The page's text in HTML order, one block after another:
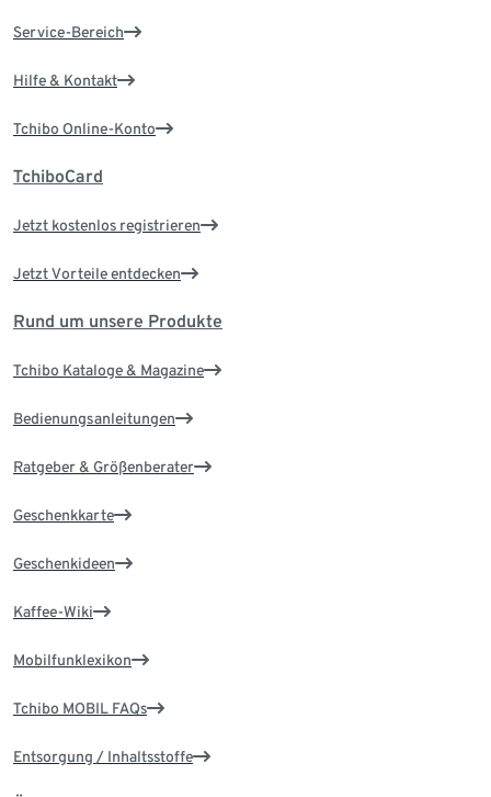
Service-Bereich
Hilfe & Kontakt
Tchibo Online-Konto
TchiboCard
Jetzt kostenlos registrieren
Jetzt Vorteile entdecken
Rund um unsere Produkte
Tchibo Kataloge & Magazine
Bedienungsanleitungen
Ratgeber & Größenberater
Geschenkkarte
Geschenkideen
Kaffee-Wiki
Mobilfunklexikon
Tchibo MOBIL FAQs
Entsorgung / Inhaltsstoffe